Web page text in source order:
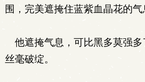
围，完美遮掩住蓝紫血晶花的气
他遮掩气息，可比黑多莫强多
丝毫破绽。